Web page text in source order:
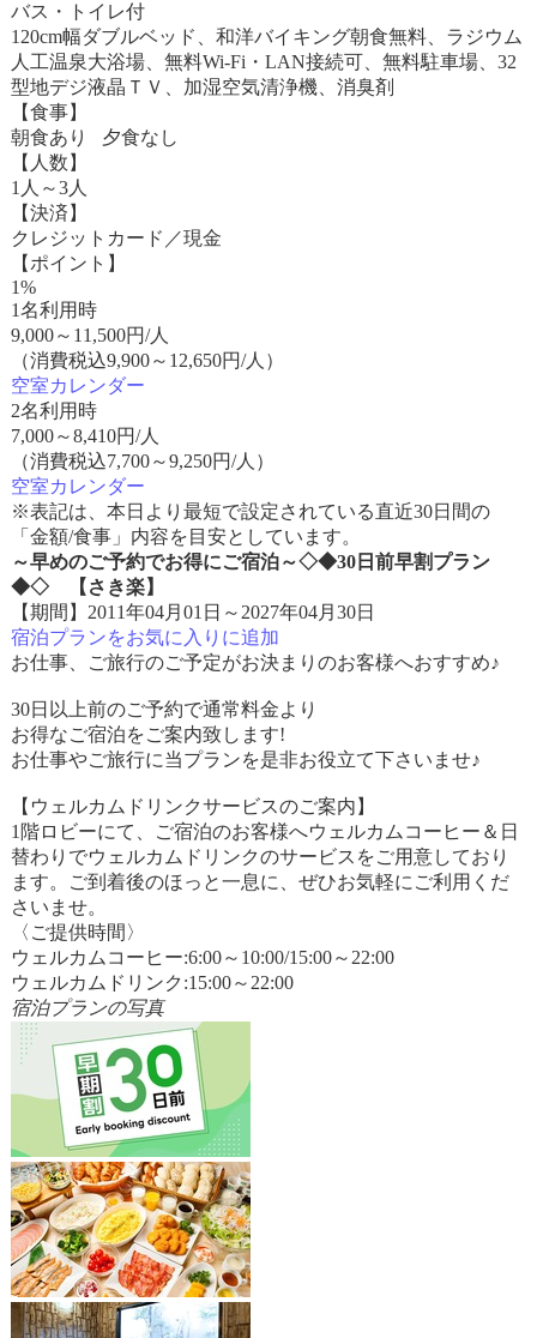
バス・トイレ付
120cm幅ダブルベッド、和洋バイキング朝食無料、ラジウム
人工温泉大浴場、無料Wi-Fi・LAN接続可、無料駐車場、32
型地デジ液晶ＴＶ、加湿空気清浄機、消臭剤
【食事】
朝食あり 夕食なし
【人数】
1人～3人
【決済】
クレジットカード／現金
【ポイント】
1%
1名利用時
9,000～ 11,500円/人
（消費税込9,900～12,650円/人）
空室カレンダー
2名利用時
7,000～8,410円/人
（消費税込7,700～9,250円/人）
空室カレンダー
※表記は、本日より最短で設定されている直近30日間の
「金額/食事」内容を目安としています。
～早めのご予約でお得にご宿泊～◇◆30日前早割プラン
◆◇ 【さき楽】
【期間】2011年04月01日～2027年04月30日
宿泊プランをお気に入りに追加
お仕事、ご旅行のご予定がお決まりのお客様へおすすめ♪
30日以上前のご予約で通常料金より
お得なご宿泊をご案内致します!
お仕事やご旅行に当プランを是非お役立て下さいませ♪
【ウェルカムドリンクサービスのご案内】
1階ロビーにて、ご宿泊のお客様へウェルカムコーヒー＆日
替わりでウェルカムドリンクのサービスをご用意しており
ます。ご到着後のほっと一息に、ぜひお気軽にご利用くだ
さいませ。
〈ご提供時間〉
ウェルカムコーヒー:6:00～10:00/15:00～22:00
ウェルカムドリンク:15:00～22:00
宿泊プランの写真